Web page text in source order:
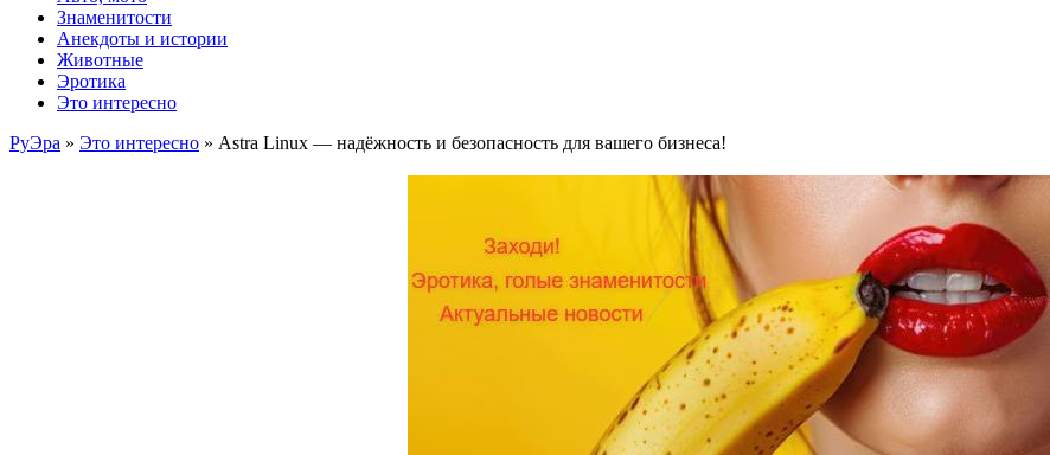
Знаменитости
Анекдоты и истории
Животные
Эротика
Это интересно
РуЭра » Это интересно » Astra Linux — надёжность и безопасность для вашего бизнеса!